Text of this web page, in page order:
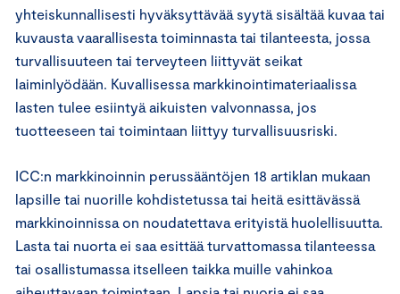
yhteiskunnallisesti hyväksyttävää syytä sisältää kuvaa tai
kuvausta vaarallisesta toiminnasta tai tilanteesta, jossa
turvallisuuteen tai terveyteen liittyvät seikat
laiminlyödään. Kuvallisessa markkinointimateriaalissa
lasten tulee esiintyä aikuisten valvonnassa, jos
tuotteeseen tai toimintaan liittyy turvallisuusriski.
ICC:n markkinoinnin perussääntöjen 18 artiklan mukaan
lapsille tai nuorille kohdistetussa tai heitä esittävässä
markkinoinnissa on noudatettava erityistä huolellisuutta.
Lasta tai nuorta ei saa esittää turvattomassa tilanteessa
tai osallistumassa itselleen taikka muille vahinkoa